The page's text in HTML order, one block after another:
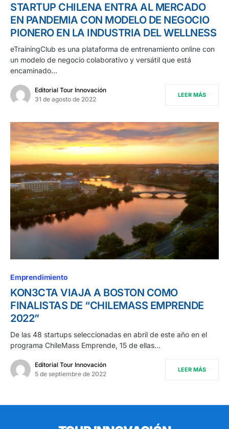
STARTUP CHILENA ENTRA AL MERCADO
EN PANDEMIA CON MODELO DE NEGOCIO
PIONERO EN LA INDUSTRIA DEL WELLNESS
eTrainingClub es una plataforma de entrenamiento online con
un modelo de negocio colaborativo y versátil que está
encaminado…
Editorial Tour Innovación
31 de agosto de 2022
LEER MÁS
Emprendimiento
KON3CTA VIAJA A BOSTON COMO
FINALISTAS DE “CHILEMASS EMPRENDE
2022”
De las 48 startups seleccionadas en abril de este año en el
programa ChileMass Emprende, 15 de ellas…
Editorial Tour Innovación
5 de septiembre de 2022
LEER MÁS